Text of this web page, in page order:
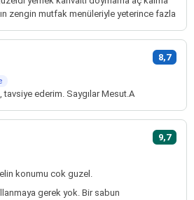
zengin mutfak menüleriyle yeterince fazla
8,7
ederim. Saygılar Mesut.A
9,7
konumu cok guzel.
gerek yok. Bir sabun